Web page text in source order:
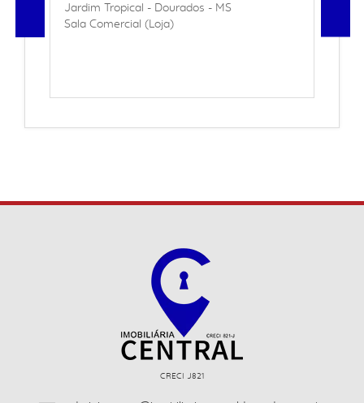
Jardim Tropical - Dourados - MS
Sala Comercial (Loja)
CRECI J821